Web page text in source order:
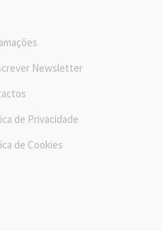
Newsletter
de Privacidade
de Cookies